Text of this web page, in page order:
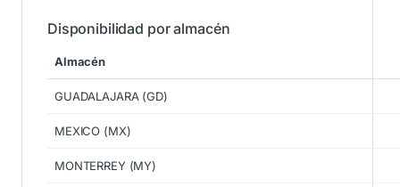
Disponibilidad por almacén
Almacén
GUADALAJARA (GD)
MEXICO (MX)
MONTERREY (MY)